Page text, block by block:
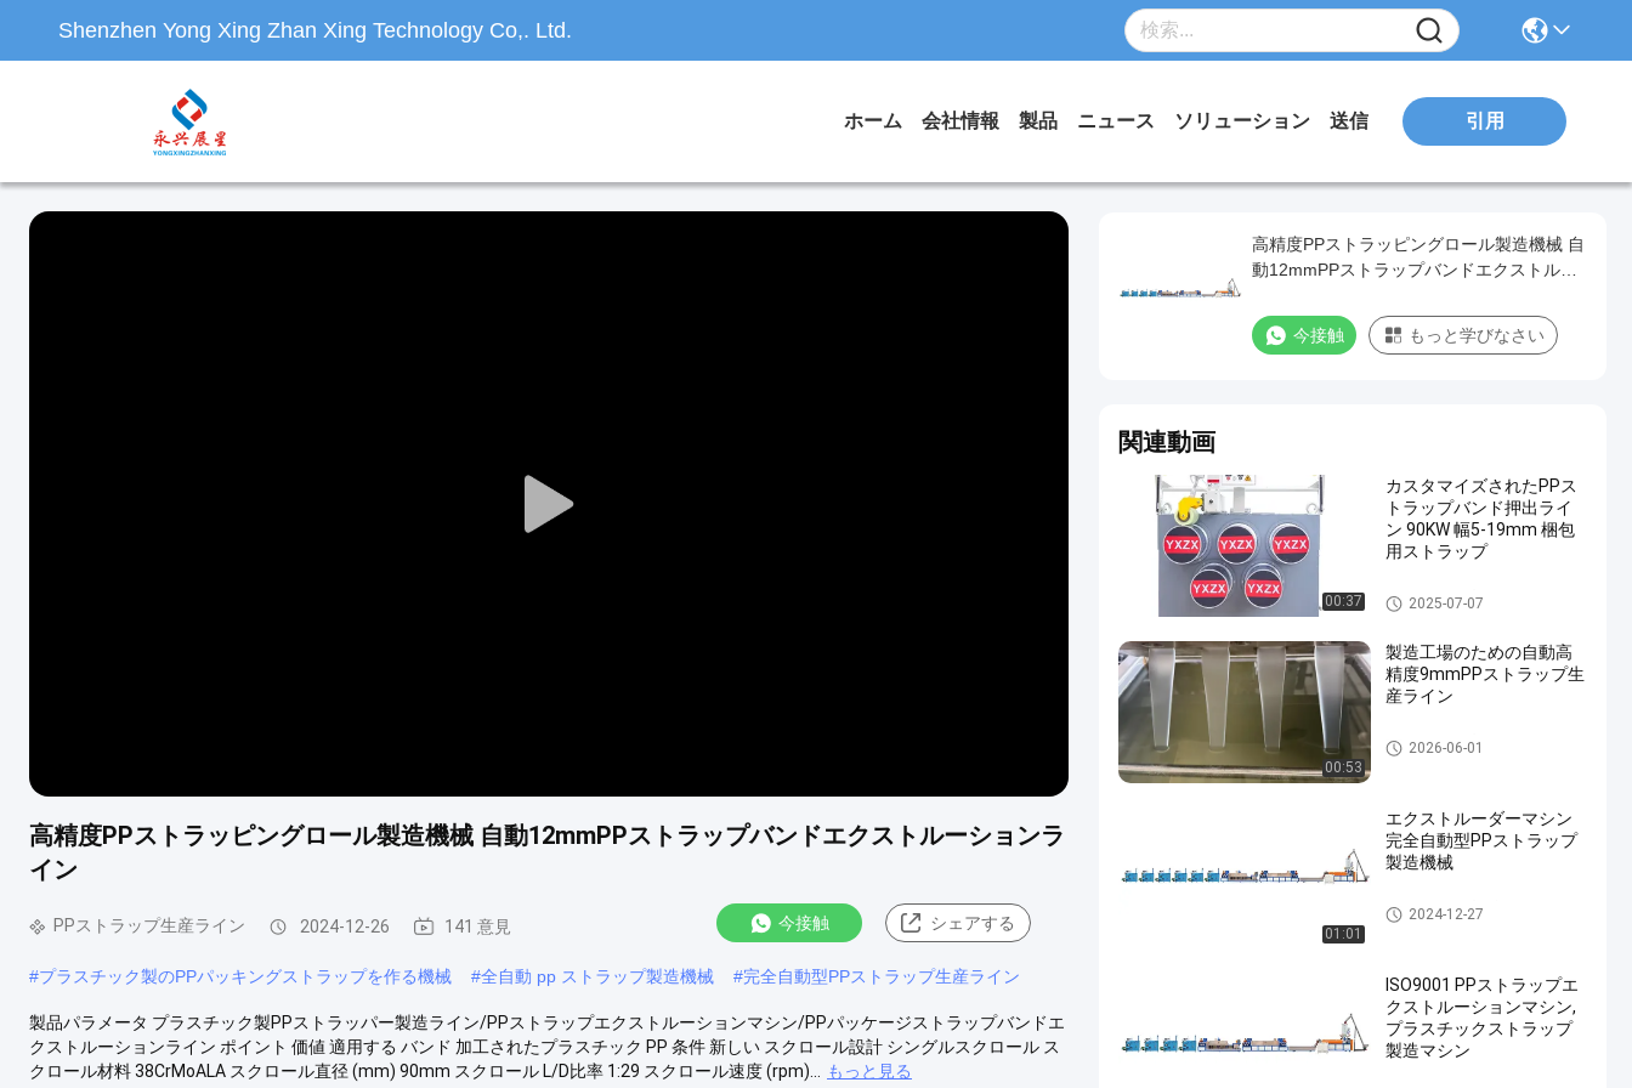
Shenzhen Yong Xing Zhan Xing Technology Co,. Ltd.
ホーム 会社情報 製品 ニュース ソリューション 送信 引用
Play
高精度PPストラッピングロール製造機械 自動12mmPPストラップバンドエクストルーションラ
イン
PPストラップ生産ライン 2024-12-26 141 意見 今接触 シェアする
#プラスチック製のPPパッキングストラップを作る機械 #全自動 pp ストラップ製造機械 #完全自動型PPストラップ生産ライン
製品パラメータ プラスチック製PPストラッパー製造ライン/PPストラップエクストルーションマシン/PPパッケージストラップバンドエ
クストルーションライン ポイント 価値 適用する バンド 加工されたプラスチック PP 条件 新しい スクロール設計 シングルスクロール ス
クロール材料 38CrMoALA スクロール直径 (mm) 90mm スクロール L/D比率 1:29 スクロール速度 (rpm)...
もっと見る
高精度PPストラッピングロール製造機械 自
動12mmPPストラップバンドエクストルー
今接触 もっと学びなさい
関連動画
00:37
カスタマイズされたPPス
トラップバンド押出ライ
ン 90KW 幅5-19mm 梱包
用ストラップ
PPストラップバンドエクスト
ルーションライン
2025-07-07
00:53
製造工場のための自動高
精度9mmPPストラップ生
産ライン
PPストラップ製造機
2026-06-01
01:01
エクストルーダーマシン
完全自動型PPストラップ
製造機械
PPストラップ生産ライン
2024-12-27
ISO9001 PPストラップエ
クストルーションマシン,
プラスチックストラップ
製造マシン